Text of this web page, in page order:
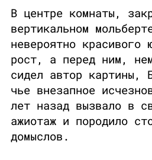
В центре комнаты,
вертикальном
невероятно красивого
рост, а перед ним,
сидел автор картины,
чье внезапное
лет назад вызвало в
ажиотаж и породило
домыслов.